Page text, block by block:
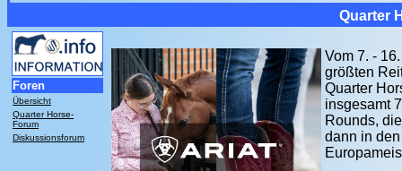
Quarter
Foren
Übersicht
Quarter Horse-
Forum
Diskussionsforum
Vom 7. -
größten
Quarter
insgesamt
Rounds,
dann in